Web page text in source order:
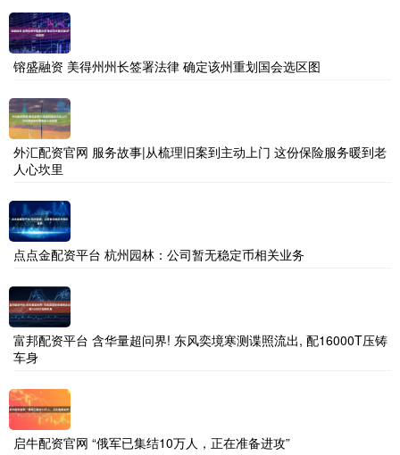
镕盛融资 美得州州长签署法律 确定该州重划国会选区图
外汇配资官网 服务故事|从梳理旧案到主动上门 这份保险服务暖到老
人心坎里
点点金配资平台 杭州园林：公司暂无稳定币相关业务
富邦配资平台 含华量超问界! 东风奕境寒测谍照流出, 配16000T压铸
车身
启牛配资官网 “俄军已集结10万人，正在准备进攻”